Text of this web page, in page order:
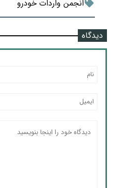
انجمن واردات خودرو
دیدگاه